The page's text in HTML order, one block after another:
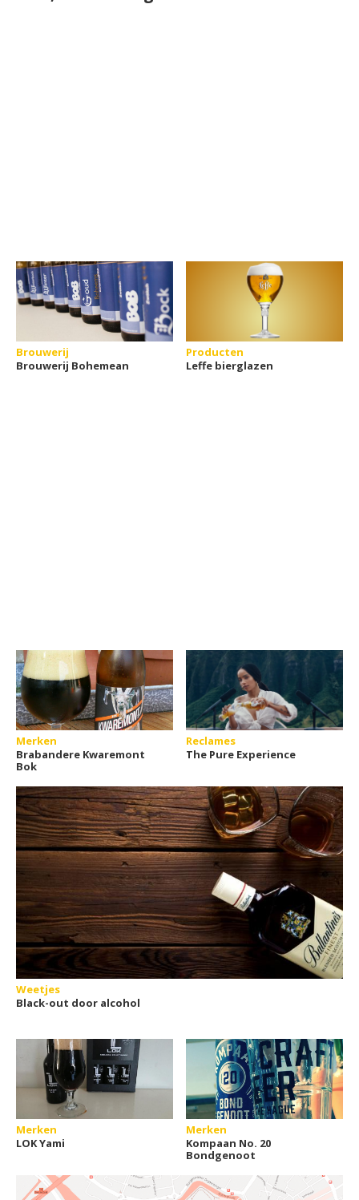
Brouwerij
Brouwerij Bohemean
Producten
Leffe bierglazen
Merken
Brabandere Kwaremont
Bok
Reclames
The Pure Experience
Weetjes
Black-out door alcohol
Merken
LOK Yami
Merken
Kompaan No. 20
Bondgenoot